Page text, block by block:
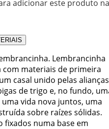
adicionar este produto na
Lembrancinha
com materiais de primeira
casal unido pelas alianças
de trigo e, no fundo,
vida nova juntos, uma
sobre raízes sólidas.
fixados numa base em